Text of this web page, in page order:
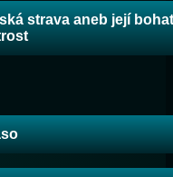
strava aneb její